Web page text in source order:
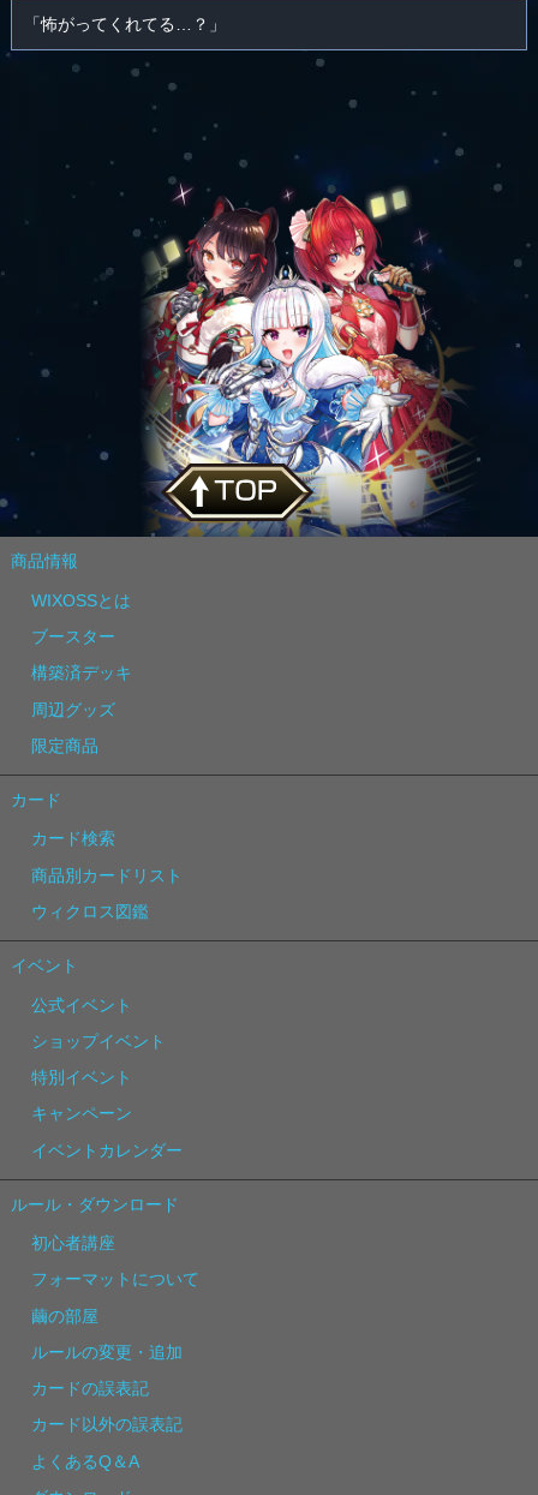
「怖がってくれてる…？」
商品情報
WIXOSSとは
ブースター
構築済デッキ
周辺グッズ
限定商品
カード
カード検索
商品別カードリスト
ウィクロス図鑑
イベント
公式イベント
ショップイベント
特別イベント
キャンペーン
イベントカレンダー
ルール・ダウンロード
初心者講座
フォーマットについて
繭の部屋
ルールの変更・追加
カードの誤表記
カード以外の誤表記
よくあるQ＆A